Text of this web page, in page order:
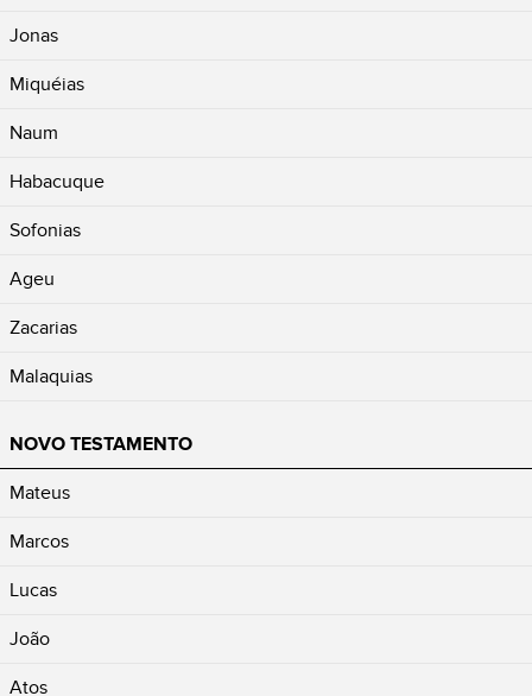
Jonas
Miquéias
Naum
Habacuque
Sofonias
Ageu
Zacarias
Malaquias
NOVO TESTAMENTO
Mateus
Marcos
Lucas
João
Atos